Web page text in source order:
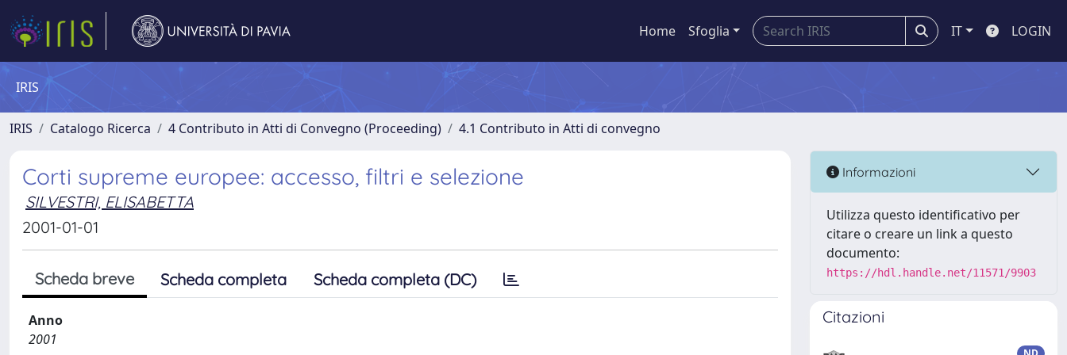
Home Sfoglia IT LOGIN
IRIS
IRIS Catalogo Ricerca 4 Contributo in Atti di Convegno (Proceeding) 4.1 Contributo in Atti di convegno
Corti supreme europee: accesso, filtri e selezione
SILVESTRI, ELISABETTA
2001-01-01
Scheda breve Scheda completa Scheda completa (DC)
Anno
2001
Informazioni
Utilizza questo identificativo per
citare o creare un link a questo
documento:
https://hdl.handle.net/11571/9903
Citazioni